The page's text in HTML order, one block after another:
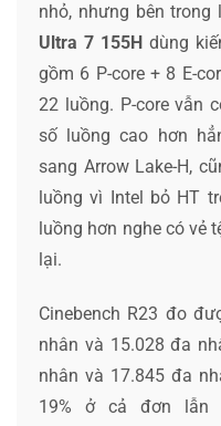
nhỏ, nhưng bên
Ultra 7 155H dùng
gồm 6 P-core + 8 E-
22 luồng. P-core vẫn
số luồng cao hơn
sang Arrow Lake-H,
luồng vì Intel bỏ HT
luồng hơn nghe có vẻ
lại.
Cinebench R23 đo
nhân và 15.028 đa
nhân và 17.845 đa
19% ở cả đơn lẫn